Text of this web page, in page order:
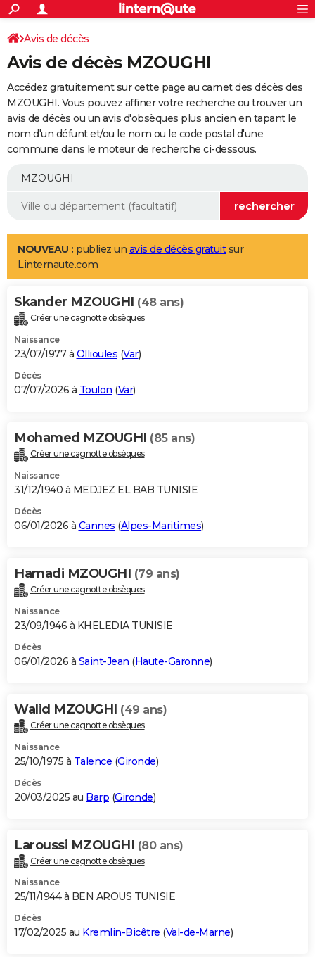
ACTUALITÉS
Politique
Société
Faits Divers
Education
Monde
Villes
+
SPORT
Coupe du monde 2026
Football
Tennis
Cyclisme
Rugby
Forum
Programme TV
TNT
Streaming
Cinéma
Sorties cinéma
Musique
+
FINANCE
Retraite
Epargne
Immobilier
Risques naturels par ville
Banque
Assurance
AUTO
Essais
Réserver un essai
Citadines
Berlines
SUV
Forum auto
+
Mobiles
Meilleur smartphone
Internet
Ordinateurs
Jeux vidéo
Guide high-tech
Aménagement intérieur
LIFESTYLE
Art de vivre
Bien-être
Loisirs
Mode
Modes de vie
Alimentation
Guide de la santé
Maladies
Médicaments
Sommeil
VOYAGE
Destinations
City break
Voyage nature
Voyage de noces
Forum
Climat
+PHOTO
GUIDES D'ACHAT
BONS PLANS
Carte de Noël
Carte Bonne année
Carte Saint-Valentin
Carte Pâques
Carte d'anniversaire
DICTIONNAIRE
Dictionnaire
Biographies
Citations
Expressions
Proverbes
PROGRAMME TV
S'inscrire
Se connecter
Lycées
Collèges
Primaires
Universités
Entreprises
Service militaire
Avis de recherche
AVIS DE DÉCÈS
Bricolage
Lifestyle
Culture
Sport
Auto
Television
Voyage
Cinema
Avis de décès
Avis de décès MZOUGHI
Accédez gratuitement sur cette page au carnet des décès des
MZOUGHI. Vous pouvez affiner votre recherche ou trouver un
avis de décès ou un avis d'obsèques plus ancien en tapant le
nom d'un défunt et/ou le nom ou le code postal d'une
commune dans le moteur de recherche ci-dessous.
NOUVEAU : publiez un avis de décès gratuitsur
Linternaute.com
Skander MZOUGHI (48 ans)
Créer une cagnotte obsèques
Naissance
23/07/1977 à Ollioules (Var)
Décès
07/07/2026 à Toulon (Var)
Mohamed MZOUGHI (85 ans)
Créer une cagnotte obsèques
Naissance
31/12/1940 à MEDJEZ EL BAB TUNISIE
Décès
06/01/2026 à Cannes (Alpes-Maritimes)
Hamadi MZOUGHI (79 ans)
Créer une cagnotte obsèques
Naissance
23/09/1946 à KHELEDIA TUNISIE
Décès
06/01/2026 à Saint-Jean (Haute-Garonne)
Walid MZOUGHI (49 ans)
Créer une cagnotte obsèques
Naissance
25/10/1975 à Talence (Gironde)
Décès
20/03/2025 au Barp (Gironde)
Laroussi MZOUGHI (80 ans)
Créer une cagnotte obsèques
Naissance
25/11/1944 à BEN AROUS TUNISIE
Décès
17/02/2025 au Kremlin-Bicêtre (Val-de-Marne)